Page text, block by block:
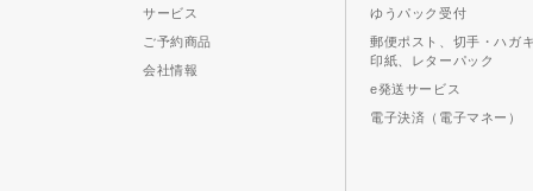
サービス
ご予約商品
会社情報
ゆうパック受付
郵便ポスト、切手・ハガ
印紙、レターパック
e発送サービス
電子決済（電子マネー）